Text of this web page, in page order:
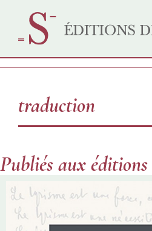
traduction
Publiés aux éditions